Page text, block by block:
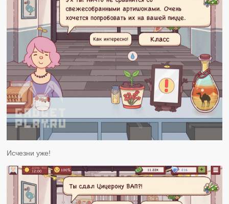
Исчезни уже!